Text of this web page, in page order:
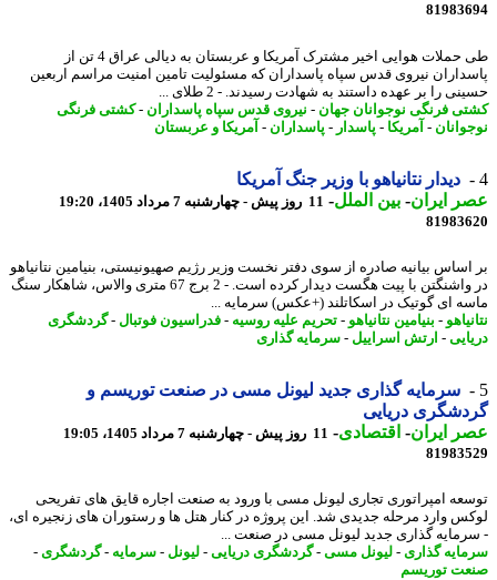
طی حملات هوایی اخیر مشترک آمریکا و عربستان به دیالی عراق 4 تن از
نیروی قدس سپاه پاسداران که مسئولیت تامین امنیت مراسم اربعین
را بر عهده داستند به شهادت رسیدند. - 2 طلای ...
فرنگی نوجوانان جهان-نیروی قدس سپاه پاسداران -
کشتی فرنگی
-آمریکا- پاسدار-پاسداران - آمریکا و عربستان
دیدار نتانیاهو با وزیر جنگ آمریکا
ایران- بین الملل-11 روز پیش - چهارشنبه 7 مرداد 1405، 19:20
بیانیه صادره از سوی دفتر نخست وزیر رژیم صهیونیستی، بنیامین نتانیاهو
در واشنگتن با پیت هگست دیدار کرده است. - 2 برج 67 متری والاس، شاهکار سنگ
ای گوتیک در اسکاتلند (+عکس) سرمایه ...
-بنیامین نتانیاهو-تحریم علیه روسیه-فدراسیون فوتبال-گردشگری
-ارتش اسراییل -سرمایه گذاری
سرمایه گذاری جدید لیونل مسی در صنعت توریسم و
دریایی
ایران- اقتصادی-11 روز پیش - چهارشنبه 7 مرداد 1405، 19:05
امپراتوری تجاری لیونل مسی با ورود به صنعت اجاره قایق های تفریحی
وارد مرحله جدیدی شد. این پروژه در کنار هتل ها و رستوران های زنجیره ای،
گذاری جدید لیونل مسی در صنعت ...
گذاری- لیونل مسی-گردشگری دریایی -لیونل-سرمایه -گردشگری-
توریسم